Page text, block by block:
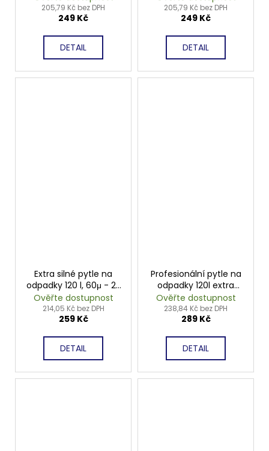
205,79 Kč bez DPH
249 Kč
DETAIL
205,79 Kč bez DPH
249 Kč
DETAIL
Extra silné pytle na
odpadky 120 l, 60μ - 25
ks
Ověřte dostupnost
214,05 Kč bez DPH
259 Kč
DETAIL
Profesionální pytle na
odpadky 120l extra
silné 80μ 25 kusů
Ověřte dostupnost
238,84 Kč bez DPH
289 Kč
DETAIL